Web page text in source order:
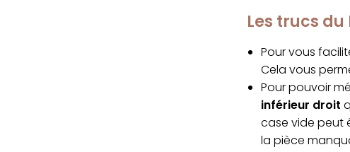
Les trucs du
Pour vous
Cela vous
Pour pouvoir
inférieur droit
case vide peut
la pièce